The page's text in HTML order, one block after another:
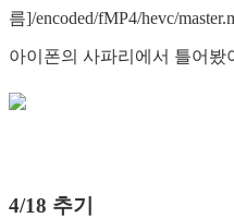
름]/encoded/fMP4/hevc/
아이폰의 사파리에서 틀어봤
4/18 추기